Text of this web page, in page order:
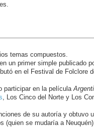
temas compuestos.
un primer simple publicado
en el Festival de Folclore
participar en la película
, Los Cinco del Norte y Los
de su autoría y obtuvo
(quien se mudaría a